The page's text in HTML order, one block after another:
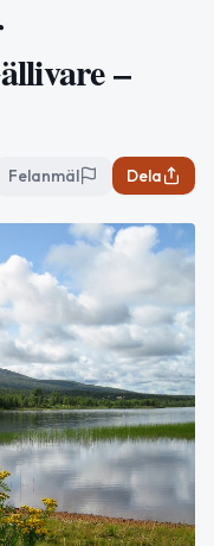
–
Felanmäl Dela